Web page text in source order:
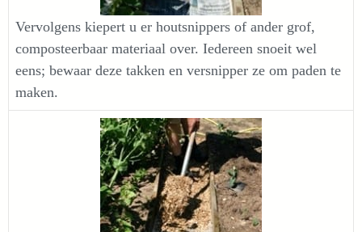
Vervolgens kiepert u er houtsnippers of ander grof,
composteerbaar materiaal over. Iedereen snoeit wel
eens; bewaar deze takken en versnipper ze om paden te
maken.